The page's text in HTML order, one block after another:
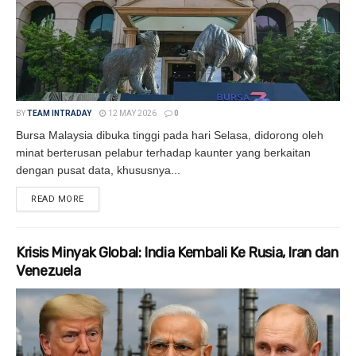
BYTEAM INTRADAY 12 MAY 2026 0
Bursa Malaysia dibuka tinggi pada hari Selasa, didorong oleh
minat berterusan pelabur terhadap kaunter yang berkaitan
dengan pusat data, khususnya...
READ MORE
Krisis Minyak Global: India Kembali Ke Rusia, Iran dan
Venezuela